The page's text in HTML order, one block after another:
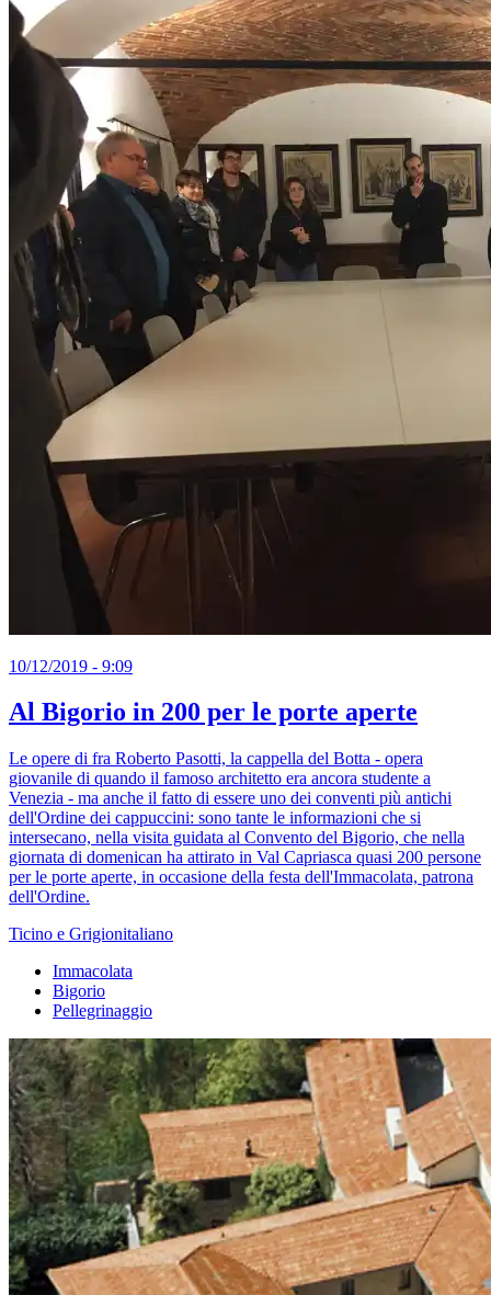
10/12/2019 - 9:09
Al Bigorio in 200 per le porte aperte
Le opere di fra Roberto Pasotti, la cappella del Botta - opera
giovanile di quando il famoso architetto era ancora studente a
Venezia - ma anche il fatto di essere uno dei conventi più antichi
dell'Ordine dei cappuccini: sono tante le informazioni che si
intersecano, nella visita guidata al Convento del Bigorio, che nella
giornata di domenican ha attirato in Val Capriasca quasi 200 persone
per le porte aperte, in occasione della festa dell'Immacolata, patrona
dell'Ordine.
Ticino e Grigionitaliano
Immacolata
Bigorio
Pellegrinaggio